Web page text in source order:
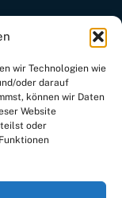
wir Technologien wie
oder darauf
können wir Daten
Website
oder